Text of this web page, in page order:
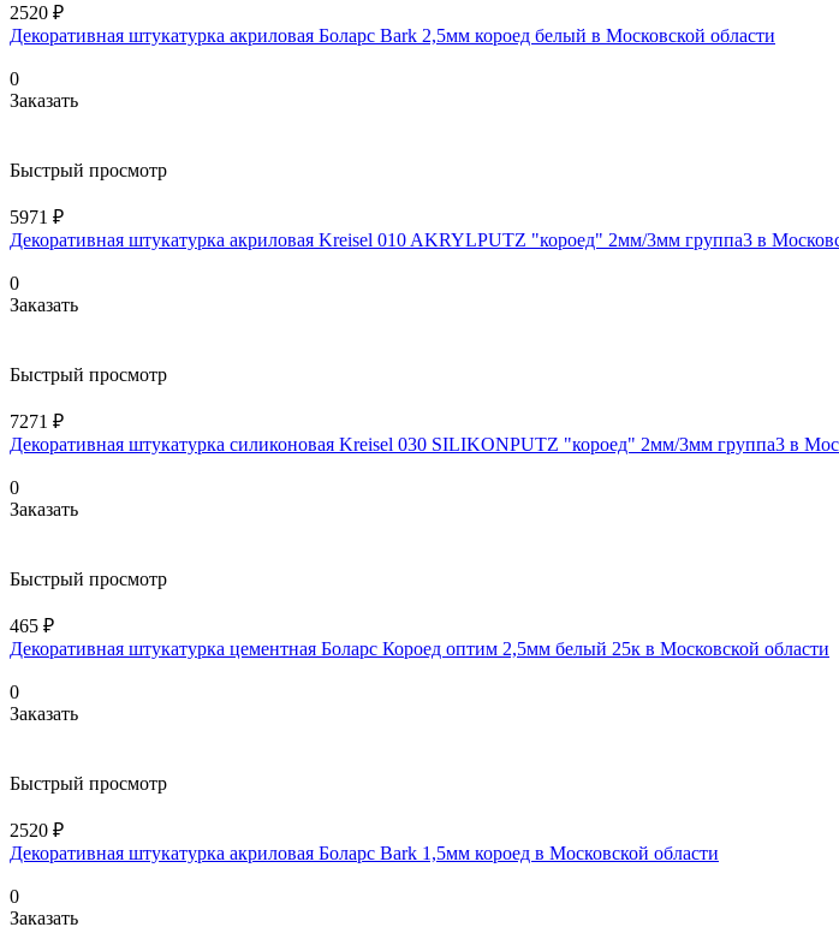
2520 ₽
Декоративная штукатурка акриловая Боларс Bark 2,5мм короед белый в Московской области
0
Заказать
Быстрый просмотр
5971 ₽
Декоративная штукатурка акриловая Kreisel 010 AKRYLPUTZ "короед" 2мм/3мм группа3 в
0
Заказать
Быстрый просмотр
7271 ₽
Декоративная штукатурка силиконовая Kreisel 030 SILIKONPUTZ "короед" 2мм/3мм группа3 в
0
Заказать
Быстрый просмотр
465 ₽
Декоративная штукатурка цементная Боларс Короед оптим 2,5мм белый 25к в Московской области
0
Заказать
Быстрый просмотр
2520 ₽
Декоративная штукатурка акриловая Боларс Bark 1,5мм короед в Московской области
0
Заказать